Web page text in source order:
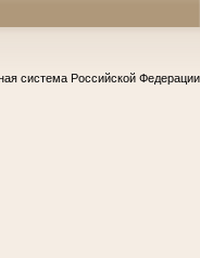
система Российской